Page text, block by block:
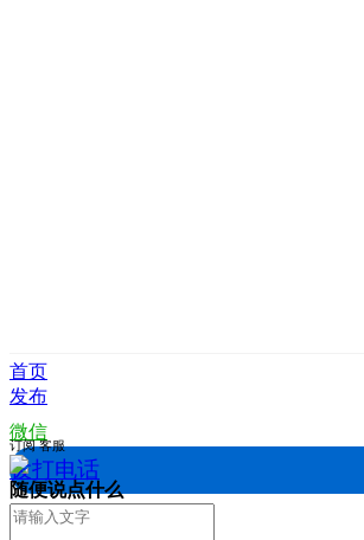
首页
发布
微信
拨打电话
订阅 客服
随便说点什么